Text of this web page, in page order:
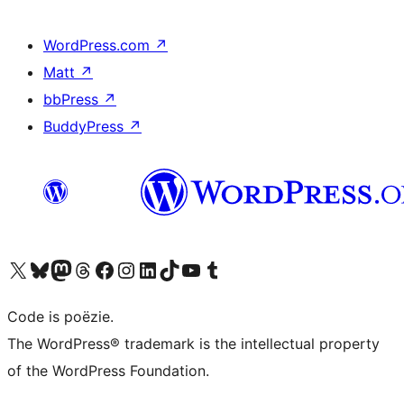
WordPress.com ↗
Matt ↗
bbPress ↗
BuddyPress ↗
Bezoek ons X (voorheen Twitter) account
Bezoek ons Bluesky account
Bezoek ons Mastodon account
Bezoek ons Threads account
Onze Facebook pagina bezoeken
Bezoek ons Instagram account
Bezoek ons LinkedIn account
Bezoek ons TikTok account
Bezoek ons YouTube kanaalBezoek ons Tumblr account
Code is poëzie.
The WordPress® trademark is the intellectual property
of the WordPress Foundation.